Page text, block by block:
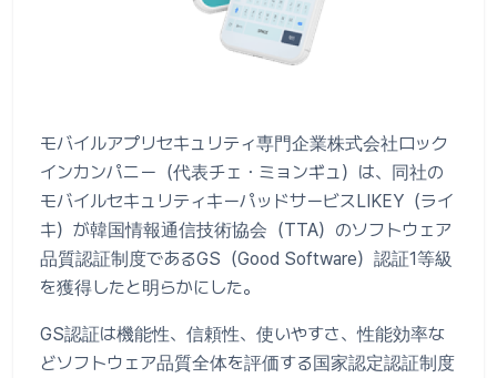
モバイルアプリセキュリティ専門企業株式会社ロック
インカンパニー（代表チェ・ミョンギュ）は、同社の
モバイルセキュリティキーパッドサービスLIKEY（ライ
キ）が韓国情報通信技術協会（TTA）のソフトウェア
品質認証制度であるGS（Good Software）認証1等級
を獲得したと明らかにした。
GS認証は機能性、信頼性、使いやすさ、性能効率な
どソフトウェア品質全体を評価する国家認定認証制度